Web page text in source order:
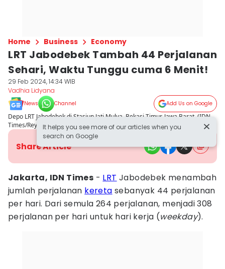
Home Business Economy
LRT Jabodebek Tambah 44 Perjalanan
Sehari, Waktu Tunggu cuma 6 Menit!
29 Feb 2024, 14:34 WIB
Vadhia Lidyana
News Channel Add Us on Google
It helps you see more of our articles when you
search on Google
Depo LRT Jabodebek di Stasiun Jati Mulya, Bekasi Timur, Jawa Barat. (IDN
Times/Reynaldy Wiranata)
Share Article
Jakarta, IDN Times - LRT Jabodebek menambah
jumlah perjalanan kereta sebanyak 44 perjalanan
per hari. Dari semula 264 perjalanan, menjadi 308
perjalanan per hari untuk hari kerja (weekday).